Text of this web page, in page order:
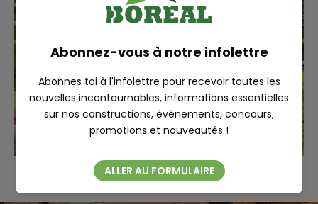
Abonnez-vous à notre infolettre
Abonnes toi à l'infolettre pour recevoir toutes les
nouvelles incontournables, informations essentielles
sur nos constructions, événements, concours,
promotions et nouveautés !
ALLER AU FORMULAIRE
Fermer